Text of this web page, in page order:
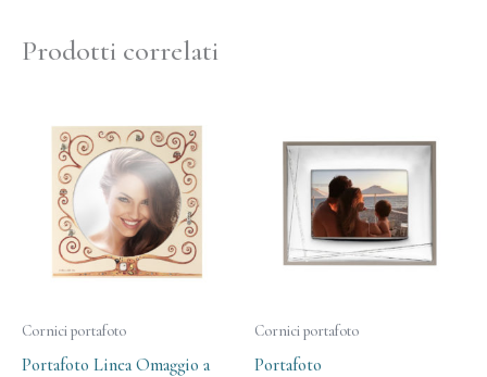
Prodotti correlati
Cornici portafoto
Portafoto Linea Omaggio a
Cornici portafoto
Portafoto